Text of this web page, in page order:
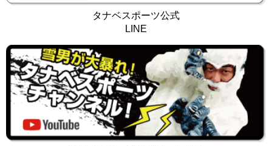
タナベスポーツ公式
LINE